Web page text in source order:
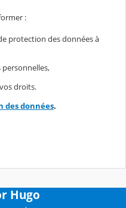
:
protection des données à
droits.
des données.
Hugo